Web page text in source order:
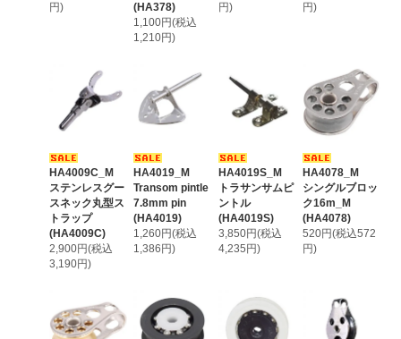
円)
(HA378)
1,100円(税込
1,210円)
円)
円)
HA4009C_M
ステンレスグー
スネック丸型ス
トラップ
(HA4009C)
2,900円(税込
3,190円)
HA4019_M
Transom pintle
7.8mm pin
(HA4019)
1,260円(税込
1,386円)
HA4019S_M
トラサンサムピ
ントル
(HA4019S)
3,850円(税込
4,235円)
HA4078_M
シングルブロッ
ク16m_M
(HA4078)
520円(税込572
円)